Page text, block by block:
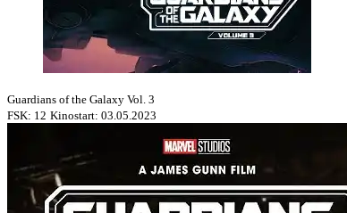
Guardians of the Galaxy Vol. 3
FSK: 12 Kinostart: 03.05.2023